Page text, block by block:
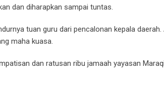
dan diharapkan sampai tuntas.
tuan guru dari pencalonan kepala
maha kuasa.
dan ratusan ribu jamaah yayasan